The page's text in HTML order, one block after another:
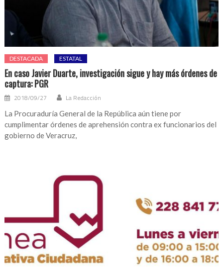
DESTACADA ESTATAL
En caso Javier Duarte, investigación sigue y hay más órdenes de
captura: PGR
2018/09/27 La Redacción
La Procuraduría General de la República aún tiene por
cumplimentar órdenes de aprehensión contra ex funcionarios del
gobierno de Veracruz,